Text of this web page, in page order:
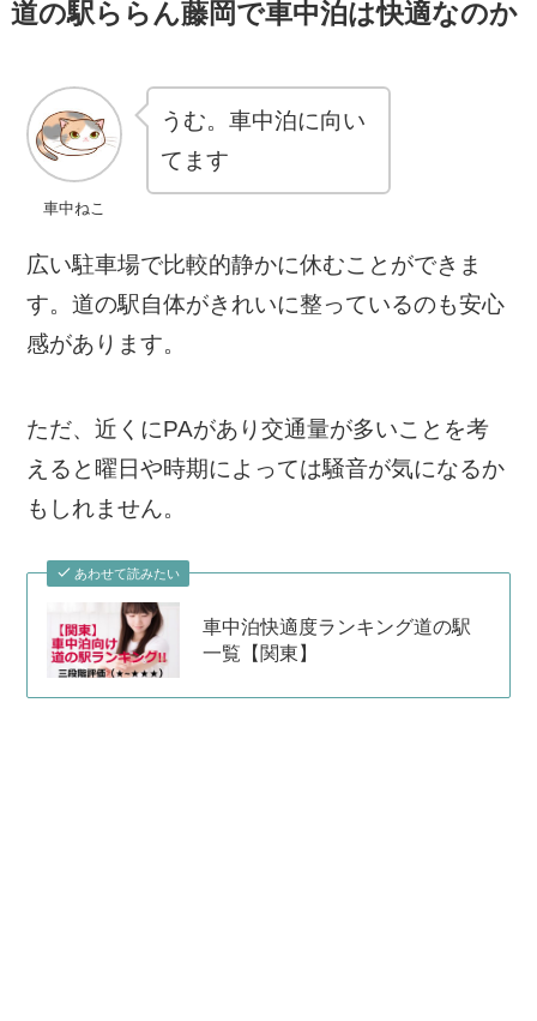
道の駅ららん藤岡で車中泊は快適なのか
車中ねこ
うむ。車中泊に向い
てます
広い駐車場で比較的静かに休むことができま
す。道の駅自体がきれいに整っているのも安心
感があります。
ただ、近くにPAがあり交通量が多いことを考
えると曜日や時期によっては騒音が気になるか
もしれません。
あわせて読みたい
車中泊快適度ランキング道の駅
一覧【関東】